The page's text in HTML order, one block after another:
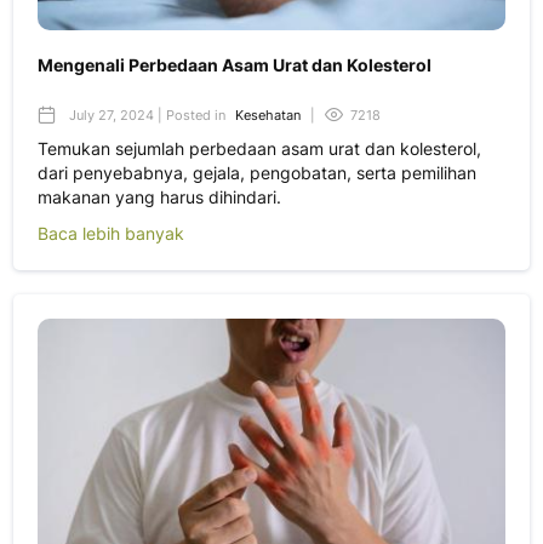
Mengenali Perbedaan Asam Urat dan Kolesterol
July 27, 2024 | Posted in Kesehatan 7218
Temukan sejumlah perbedaan asam urat dan kolesterol,
dari penyebabnya, gejala, pengobatan, serta pemilihan
makanan yang harus dihindari.
Baca lebih banyak